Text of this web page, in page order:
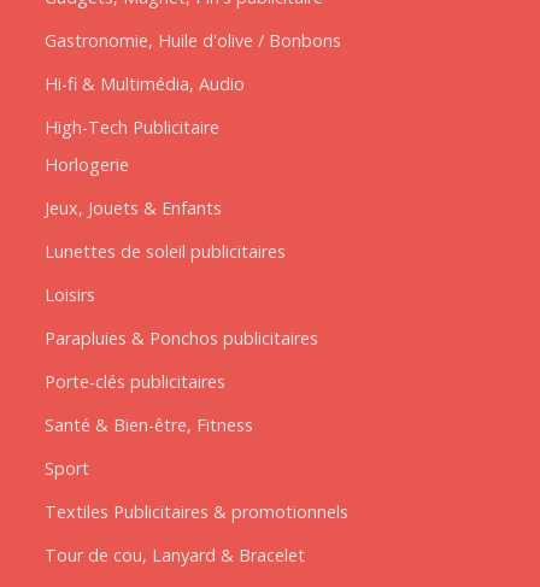
Gastronomie, Huile d'olive / Bonbons
Hi-fi & Multimédia, Audio
High-Tech Publicitaire
Horlogerie
Jeux, Jouets & Enfants
Lunettes de soleil publicitaires
Loisirs
Parapluies & Ponchos publicitaires
Porte-clés publicitaires
Santé & Bien-être, Fitness
Sport
Textiles Publicitaires & promotionnels
Tour de cou, Lanyard & Bracelet